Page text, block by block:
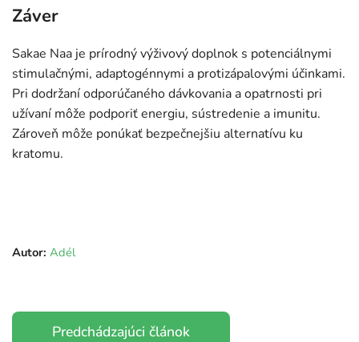
Záver
Sakae Naa je prírodný výživový doplnok s potenciálnymi
stimulačnými, adaptogénnymi a protizápalovými účinkami.
Pri dodržaní odporúčaného dávkovania a opatrnosti pri
užívaní môže podporiť energiu, sústredenie a imunitu.
Zároveň môže ponúkať bezpečnejšiu alternatívu ku
kratomu.
Autor: Adél
Predchádzajúci článok